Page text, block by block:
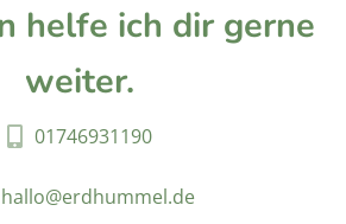
helfe ich dir gerne
weiter.
01746931190
hallo@erdhummel.de